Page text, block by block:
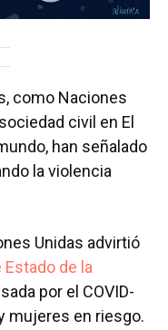
como Naciones
civil en El
han señalado
la violencia
Unidas advirtió
de la
por el COVID-
mujeres en riesgo.